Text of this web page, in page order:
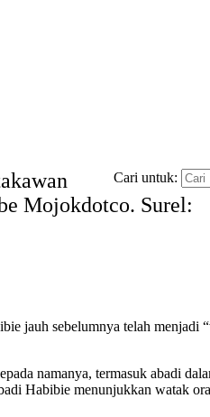
Cari untuk:
Mojokdotco. Surel:
jauh sebelumnya telah menjadi
namanya, termasuk abadi
Habibie menunjukkan watak